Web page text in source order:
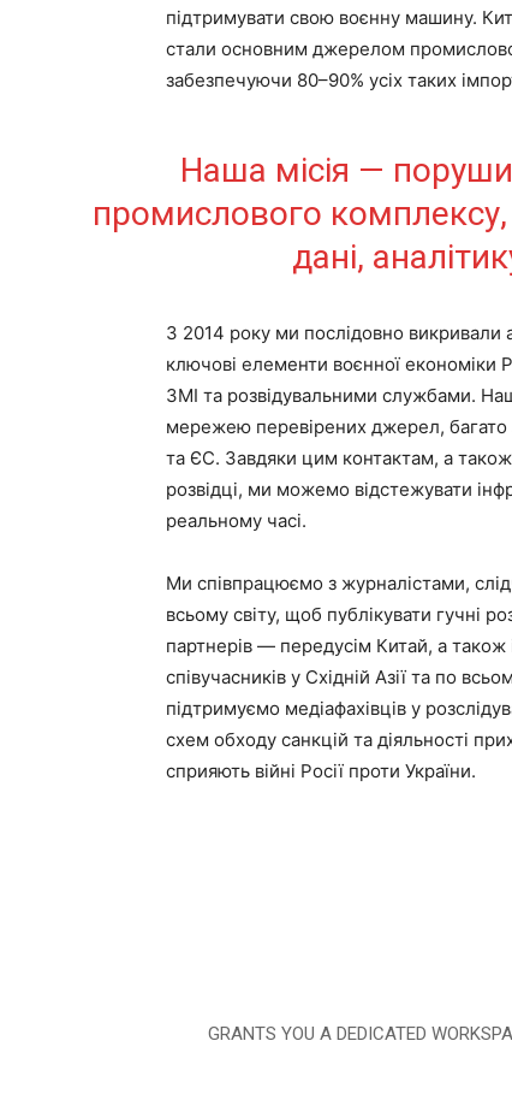
підтримувати свою воєнну машину.
стали основним джерелом
забезпечуючи 80–90% усіх таких
Наша місія —
промислового комплексу,
дані,
З 2014 року ми послідовно викривали
ключові елементи воєнної економіки
ЗМІ та розвідувальними службами.
мережею перевірених джерел, багато
та ЄС. Завдяки цим контактам, а також
розвідці, ми можемо відстежувати
реальному часі.
Ми співпрацюємо з журналістами,
всьому світу, щоб публікувати гучні
партнерів — передусім Китай, а
співучасників у Східній Азії та по
підтримуємо медіафахівців у
схем обходу санкцій та діяльності
сприяють війні Росії проти України.
GRANTS YOU A DEDICATED